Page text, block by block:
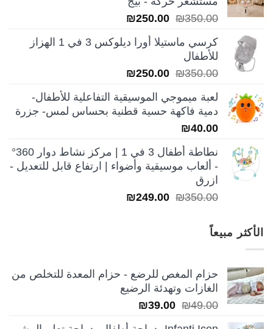
₪250.00.
₪350.00
السعر
هو:
₪250.00
هو:
كرسي ماستيلا أورا ديلوكس 3 في 1 الهزاز
للأطفال
₪350.00
السعر
هو:
₪350.00.
₪250.00
هو:
₪250.00.
لعبة ميموجي الموسيقية التفاعلية للأطفال-
دمية فاكهة حسية قطنية بحساس لمس- جزرة
₪40.00
نطاطة أطفال 3 في 1 | مركز نشاط دوار 360°
- ألعاب موسيقية وأضواء | ارتفاع قابل للتعديل -
ازرق
₪350.00
السعر ₪249.00
الأكثر مبيعاً
حزام المغص للرضع - حزام المعدة للتخلص من
الغازات وتهدئة الرضيع
₪49.00
السعر₪39.00